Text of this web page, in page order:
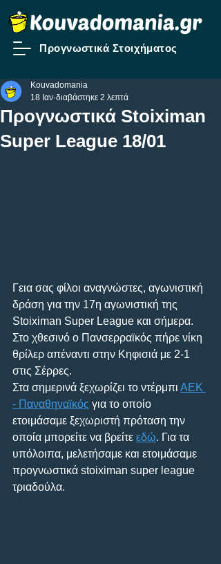
Προγνωστικά Στοιχήματος
Προγνωστικά Stoiximan
Super League 18/01
Kouvadomania
18 Ιαν διαβάστηκε 2 λεπτά
Γεια σας φίλοι αναγνώστες, αγωνιστική
δράση για την 17η αγωνιστική της
Stoiximan Super League και σήμερα.
Στo χθεσινό ο Πανσερραϊκός πήρε νίκη
θρίλερ απέναντι στην Κηφισιά με 2-1
στις Σέρρες.
Στα σημερινά ξεχωρίζει το ντέρμπι ΑΕΚ
- Παναθηναϊκός για το οποίο
ετοιμάσαμε ξεχωριστή πρόταση την
οποία μπορείτε να βρείτε εδώ. Για τα
υπόλοιπα, μελετήσαμε και ετοιμάσαμε
προγνωστικά stoiximan super league
τριαδούλα.